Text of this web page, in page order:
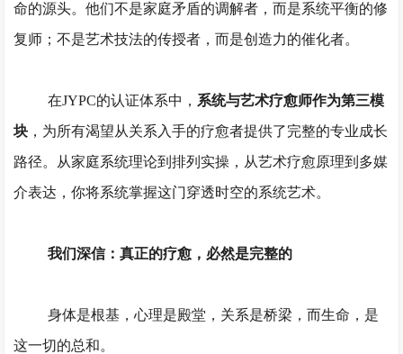
命的源头。他们不是家庭矛盾的调解者，而是系统平衡的修
复师；不是艺术技法的传授者，而是创造力的催化者。
在JYPC的认证体系中， 系统与艺术疗愈师作为第三模
块 ，为所有渴望从关系入手的疗愈者提供了完整的专业成长
路径。从家庭系统理论到排列实操，从艺术疗愈原理到多媒
介表达，你将系统掌握这门穿透时空的系统艺术。
我们深信：真正的疗愈，必然是完整的
身体是根基，心理是殿堂，关系是桥梁，而生命，是
这一切的总和。